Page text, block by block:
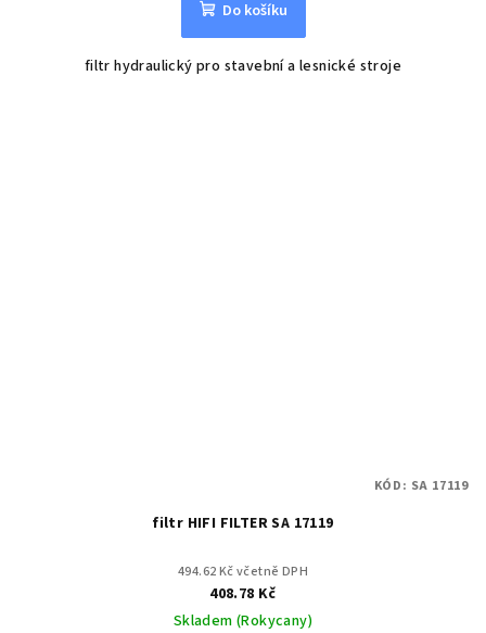
Do košíku
filtr hydraulický pro stavební a lesnické stroje
filtr HIFI FILTER SA 17119
494.62 Kč včetně DPH
408.78 Kč
Skladem (Rokycany)
KÓD: SA 17119